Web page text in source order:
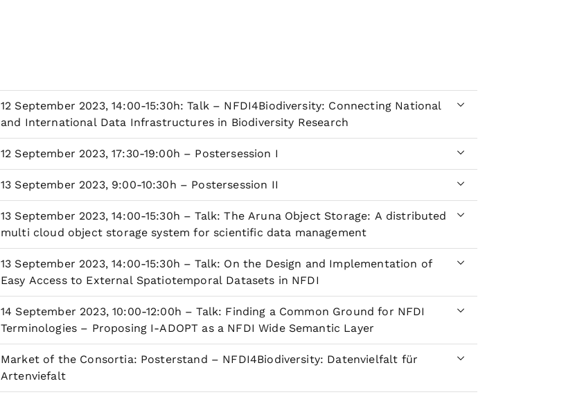
12 September 2023, 14:00-15:30h: Talk – NFDI4Biodiversity: Connecting National
and International Data Infrastructures in Biodiversity Research
12 September 2023, 17:30-19:00h – Postersession I
13 September 2023, 9:00-10:30h – Postersession II
13 September 2023, 14:00-15:30h – Talk: The Aruna Object Storage: A distributed
multi cloud object storage system for scientific data management
13 September 2023, 14:00-15:30h – Talk: On the Design and Implementation of
Easy Access to External Spatiotemporal Datasets in NFDI
14 September 2023, 10:00-12:00h – Talk: Finding a Common Ground for NFDI
Terminologies – Proposing I-ADOPT as a NFDI Wide Semantic Layer
Market of the Consortia: Posterstand – NFDI4Biodiversity: Datenvielfalt für
Artenviefalt